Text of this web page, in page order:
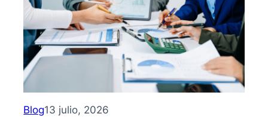
tu
PYME
sin
depender
inversionistas
Blog13 julio, 2026